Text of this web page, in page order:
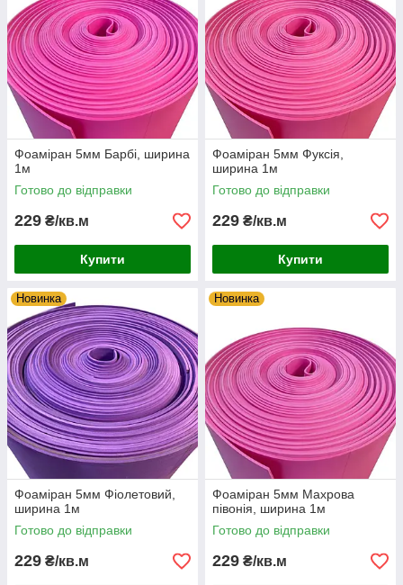
Фоаміран 5мм Барбі, ширина
1м
Готово до відправки
229 ₴/кв.м
Купити
Фоаміран 5мм Фуксія,
ширина 1м
Готово до відправки
229 ₴/кв.м
Купити
Новинка
Фоаміран 5мм Фіолетовий,
ширина 1м
Готово до відправки
229 ₴/кв.м
Новинка
Фоаміран 5мм Махрова
півонія, ширина 1м
Готово до відправки
229 ₴/кв.м